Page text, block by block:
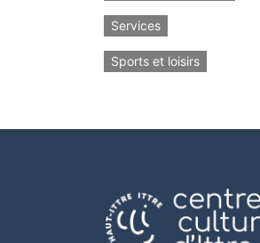
Services
Sports et loisirs